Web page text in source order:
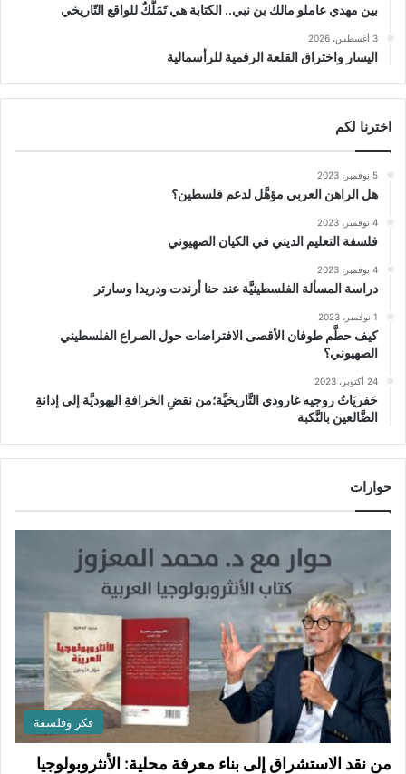
بين مهدي عاملو مالك بن نبي.. الكتابة هي تَمَلُّكٌ للواقع التّاريخي
3 أغسطس، 2026
اليسار واختراق القلعة الرقمية للرأسمالية
اخترنا لكم
5 نوفمبر، 2023
هل الراهن العربي مؤهَّل لدعم فلسطين؟
4 نوفمبر، 2023
فلسفة التعليم الديني في الكيان الصهيوني
4 نوفمبر، 2023
دراسة المسألة الفلسطينيَّة عند حنا أرندت ودريدا وسارتر
1 نوفمبر، 2023
كيف حطَّم طوفان الأقصى الافتراضات حول الصراع الفلسطيني
الصهيوني؟
24 أكتوبر، 2023
حَفريَاتُ روجيه غارودي التَّاريخيَّة؛من نقضِ الخرافةِ اليهوديَّة إلى إدانةِ
الضَّالعين بالنَّكبة
حوارات
فكر وفلسفة
من نقد الاستشراق إلى بناء معرفة محلية: الأنثروبولوجيا